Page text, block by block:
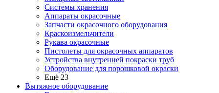
Системы хранения
Аппараты окрасочные
Запчасти окрасочного оборудования
Краскоизмельчители
Рукава окрасочные
Пистолеты для окрасочных аппаратов
Устройства внутренней покраски труб
Оборудование для порошковой окраски
Ещё 23
Вытяжное оборудование